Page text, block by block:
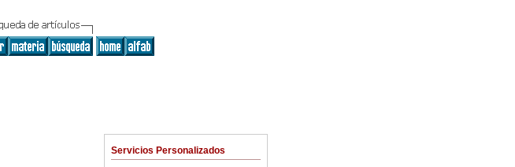
Servicios Personalizados